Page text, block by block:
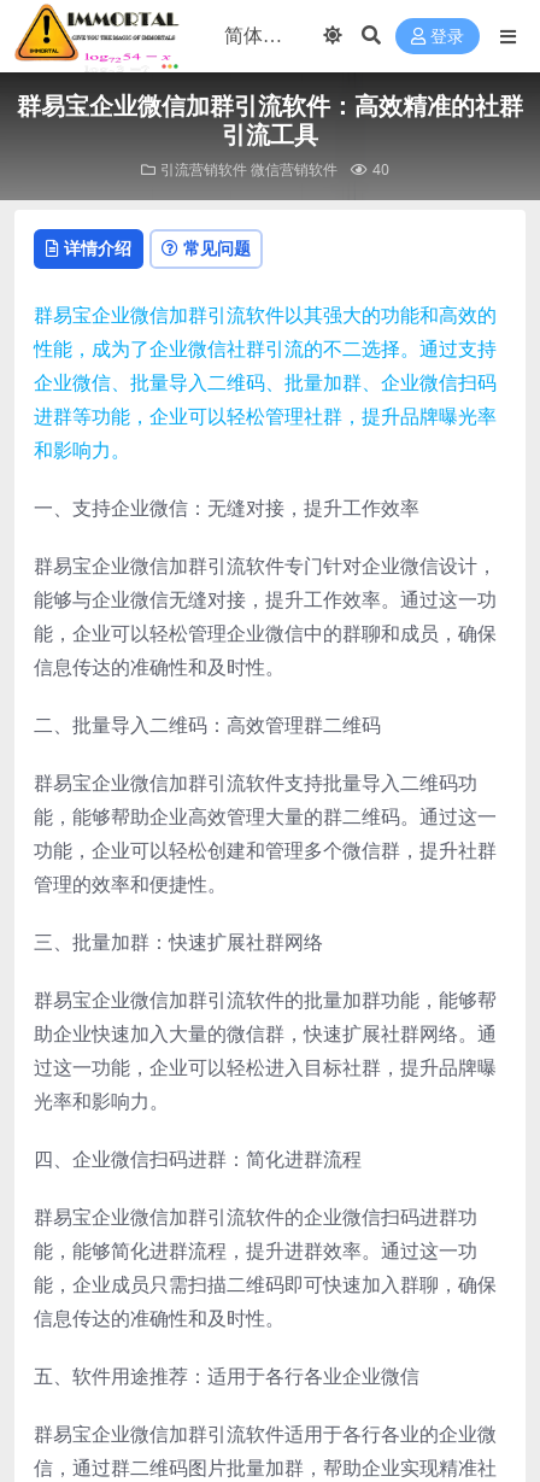
登录
群易宝企业微信加群引流软件：高效精准的社群
引流工具
引流营销软件微信营销软件 40
详情介绍 常见问题
群易宝企业微信加群引流软件以其强大的功能和高效的
性能，成为了企业微信社群引流的不二选择。通过支持
企业微信、批量导入二维码、批量加群、企业微信扫码
进群等功能，企业可以轻松管理社群，提升品牌曝光率
和影响力。
一、支持企业微信：无缝对接，提升工作效率
群易宝企业微信加群引流软件专门针对企业微信设计，
能够与企业微信无缝对接，提升工作效率。通过这一功
能，企业可以轻松管理企业微信中的群聊和成员，确保
信息传达的准确性和及时性。
二、批量导入二维码：高效管理群二维码
群易宝企业微信加群引流软件支持批量导入二维码功
能，能够帮助企业高效管理大量的群二维码。通过这一
功能，企业可以轻松创建和管理多个微信群，提升社群
管理的效率和便捷性。
三、批量加群：快速扩展社群网络
群易宝企业微信加群引流软件的批量加群功能，能够帮
助企业快速加入大量的微信群，快速扩展社群网络。通
过这一功能，企业可以轻松进入目标社群，提升品牌曝
光率和影响力。
四、企业微信扫码进群：简化进群流程
群易宝企业微信加群引流软件的企业微信扫码进群功
能，能够简化进群流程，提升进群效率。通过这一功
能，企业成员只需扫描二维码即可快速加入群聊，确保
信息传达的准确性和及时性。
五、软件用途推荐：适用于各行各业企业微信
群易宝企业微信加群引流软件适用于各行各业的企业微
信，通过群二维码图片批量加群，帮助企业实现精准社